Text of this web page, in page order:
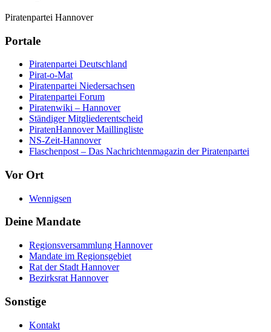
Piratenpartei Hannover
Portale
Piratenpartei Deutschland
Pirat-o-Mat
Piratenpartei Niedersachsen
Piratenpartei Forum
Piratenwiki – Hannover
Ständiger Mitgliederentscheid
PiratenHannover Maillingliste
NS-Zeit-Hannover
Flaschenpost – Das Nachrichtenmagazin der Piratenpartei
Vor Ort
Wennigsen
Deine Mandate
Regionsversammlung Hannover
Mandate im Regionsgebiet
Rat der Stadt Hannover
Bezirksrat Hannover
Sonstige
Kontakt